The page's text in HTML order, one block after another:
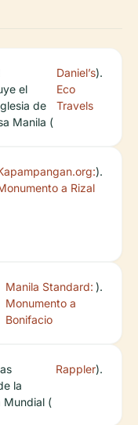
el
de
Manila (
Daniel’s
Eco
Travels
).
a Rizal
).
Manila Standard:
Monumento a
Bonifacio
).
la
Mundial (
Rappler).